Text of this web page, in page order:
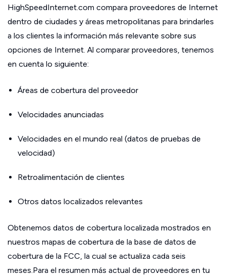
HighSpeedInternet.com compara proveedores de Internet
dentro de ciudades y áreas metropolitanas para brindarles
a los clientes la información más relevante sobre sus
opciones de Internet. Al comparar proveedores, tenemos
en cuenta lo siguiente:
Áreas de cobertura del proveedor
Velocidades anunciadas
Velocidades en el mundo real (datos de pruebas de
velocidad)
Retroalimentación de clientes
Otros datos localizados relevantes
Obtenemos datos de cobertura localizada mostrados en
nuestros mapas de cobertura de la base de datos de
cobertura de la FCC, la cual se actualiza cada seis
meses.Para el resumen más actual de proveedores en tu